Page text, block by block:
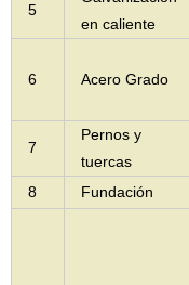
5
en caliente
6 Acero Grado
7
Pernos y
tuercas
8 Fundación